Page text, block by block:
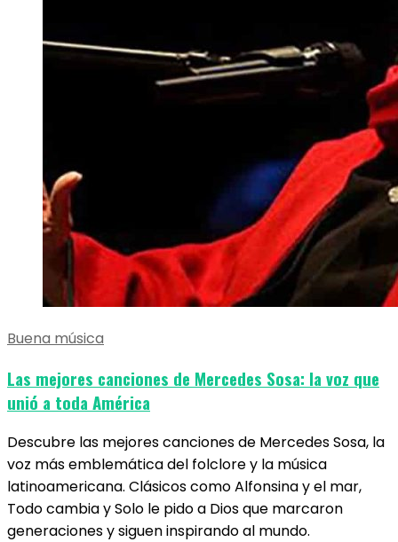
Buena música
Las mejores canciones de Mercedes Sosa: la voz que
unió a toda América
Descubre las mejores canciones de Mercedes Sosa, la
voz más emblemática del folclore y la música
latinoamericana. Clásicos como Alfonsina y el mar,
Todo cambia y Solo le pido a Dios que marcaron
generaciones y siguen inspirando al mundo.